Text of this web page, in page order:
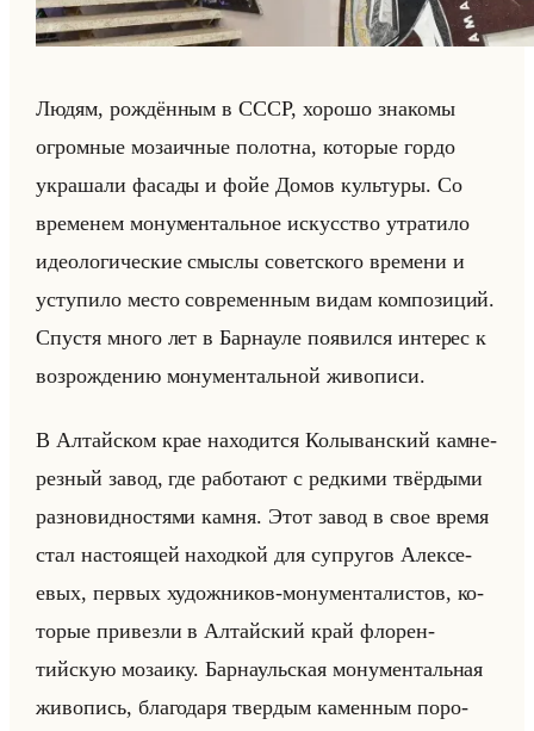
Людям, рож­дён­ным в СССР, хо­ро­шо зна­ко­мы
огром­ные мо­за­ич­ные по­лот­на, ко­то­рые гордо
укра­ша­ли фа­са­ды и фойе Домов культу­ры. Со
вре­ме­нем мо­ну­мен­тальное ис­кус­ство утра­ти­ло
идео­ло­ги­че­ские смыс­лы со­вет­ско­го вре­ме­ни и
усту­пи­ло место со­вре­мен­ным видам ком­по­зи­ций.
Спу­стя много лет в Бар­нау­ле по­явил­ся ин­те­рес к
воз­рож­де­нию мо­ну­мен­тальной жи­во­пи­си.
В Ал­тайском крае на­хо­дит­ся Ко­лы­ван­ский кам­не­
рез­ный завод, где ра­бо­та­ют с ред­ки­ми твёр­ды­ми
раз­но­вид­но­стя­ми камня. Этот завод в свое время
стал на­сто­ящей на­ход­кой для су­пру­гов Алек­се­
евых, пер­вых ху­дож­ни­ков-мо­ну­мен­та­ли­стов, ко­
то­рые при­вез­ли в Ал­тайский край фло­рен­
тийскую мо­за­ику. Бар­на­ульская мо­ну­мен­тальная
жи­во­пись, бла­го­да­ря твер­дым ка­мен­ным по­ро­